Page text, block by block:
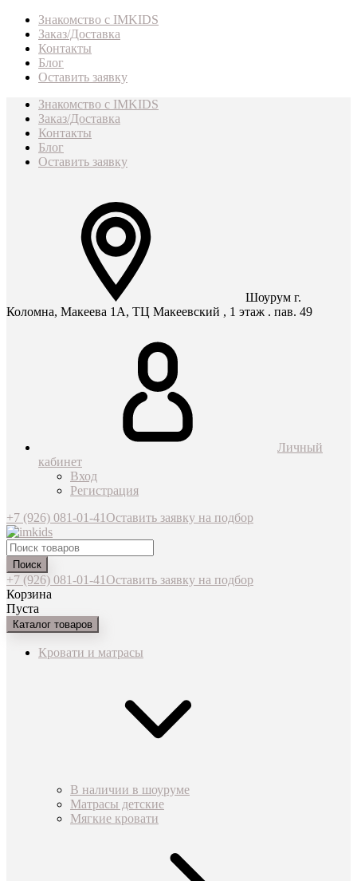
Знакомство с IMKIDS
Заказ/Доставка
Контакты
Блог
Оставить заявку
Знакомство с IMKIDS
Заказ/Доставка
Контакты
Блог
Оставить заявку
Шоурум г.
Коломна, Макеева 1А, ТЦ Макеевский , 1 этаж . пав. 49
Личный
кабинет
Вход
Регистрация
+7 (926) 081-01-41Оставить заявку на подбор
Поиск
+7 (926) 081-01-41Оставить заявку на подбор
Корзина
Пуста
Каталог товаров
Кровати и матрасы
В наличии в шоуруме
Матрасы детские
Мягкие кровати